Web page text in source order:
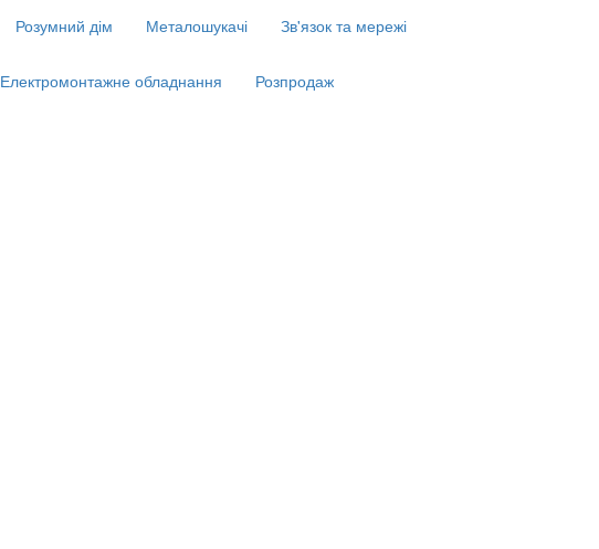
Розумний дім Металошукачі Зв'язок та мережі
Електромонтажне обладнання Розпродаж